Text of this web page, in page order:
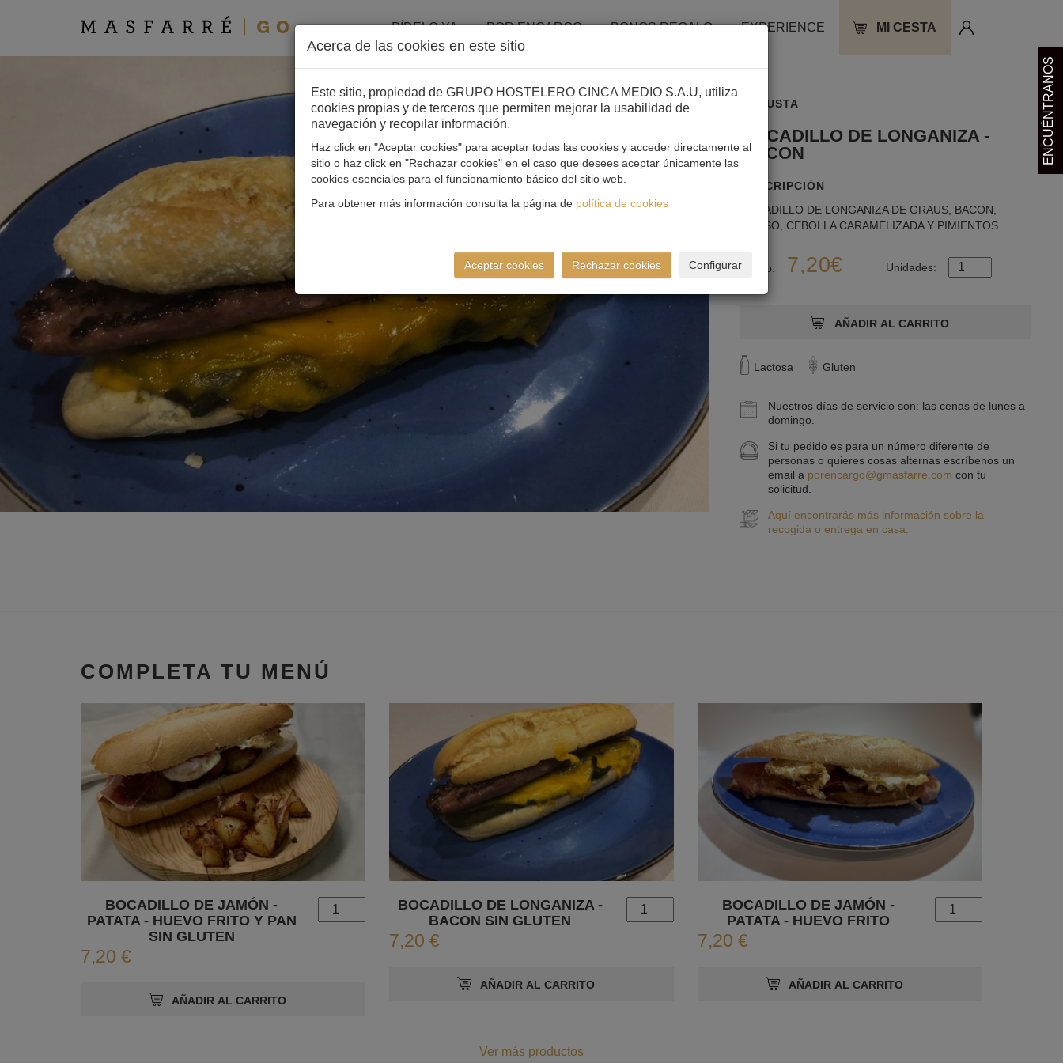
ENCUÉNTRANOS
PÍDELO YA POR ENCARGO BONOS REGALO EXPERIENCE MI CESTA
DEGUSTA
BOCADILLO DE LONGANIZA -
BACON
DESCRIPCIÓN
BOCADILLO DE LONGANIZA DE GRAUS, BACON,
QUESO, CEBOLLA CARAMELIZADA Y PIMIENTOS
Precio: 7,20€ Unidades:
Lactosa Gluten
Nuestros días de servicio son: las cenas de lunes a
domingo.
Si tu pedido es para un número diferente de
personas o quieres cosas alternas escríbenos un
email a porencargo@gmasfarre.com con tu
solicitud.
Aquí encontrarás más información sobre la
recogida o entrega en casa.
COMPLETA TU MENÚ
BOCADILLO DE JAMÓN -
PATATA - HUEVO FRITO Y PAN
SIN GLUTEN
7,20 €
BOCADILLO DE LONGANIZA -
BACON SIN GLUTEN
7,20 €
BOCADILLO DE JAMÓN -
PATATA - HUEVO FRITO
7,20 €
Ver más productos
Acerca de las cookies en este sitio
Este sitio, propiedad de GRUPO HOSTELERO CINCA MEDIO S.A.U, utiliza
cookies propias y de terceros que permiten mejorar la usabilidad de
navegación y recopilar información.
Haz click en "Aceptar cookies" para aceptar todas las cookies y acceder directamente al
sitio o haz click en "Rechazar cookies" en el caso que desees aceptar únicamente las
cookies esenciales para el funcionamiento básico del sitio web.
Para obtener más información consulta la página de política de cookies
Aceptar cookies Rechazar cookies Configurar